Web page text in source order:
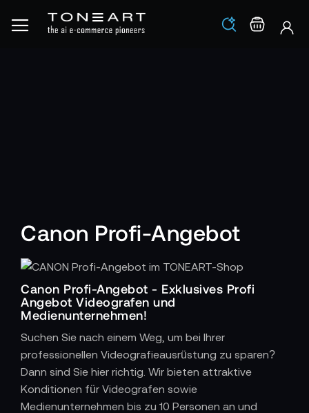
Los
Canon Profi-Angebot
Canon Profi-Angebot - Exklusives Profi
Angebot Videografen und
Medienunternehmen!
Suchen Sie nach einem Weg, um bei Ihrer
professionellen Videografieausrüstung zu sparen?
Dann sind Sie hier richtig. Wir bieten attraktive
Konditionen für Videografen sowie
Medienunternehmen bis zu 10 Personen an und